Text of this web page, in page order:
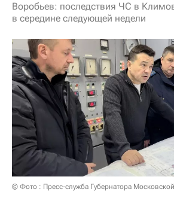
Воробьев: последствия ЧС в
в середине следующей недели
© Фото : Пресс-служба Губернатора